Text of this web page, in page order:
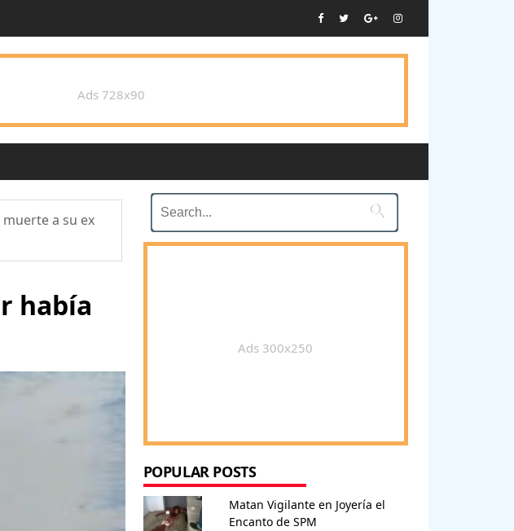
Ads 728x90
a su ex
había

Ads 300x250
POPULAR POSTS
Matan Vigilante en Joyería el
Encanto de SPM